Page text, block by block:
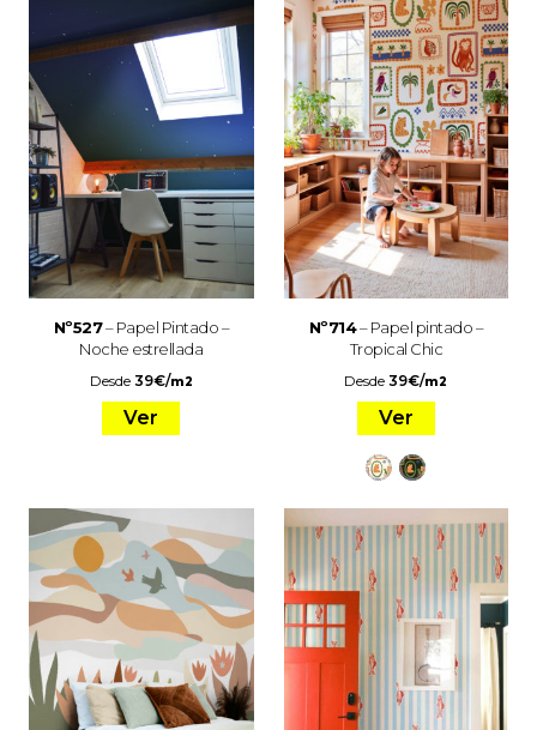
Nº527– Papel Pintado –
Noche estrellada
Desde 39€/m2
Ver
Nº714– Papel pintado –
Tropical Chic
Desde39€/m2
Ver